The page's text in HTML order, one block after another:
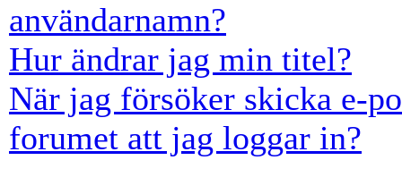
användarnamn?
Hur ändrar jag min titel?
När jag försöker skicka e-
forumet att jag loggar in?